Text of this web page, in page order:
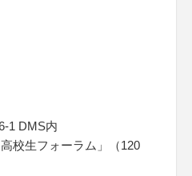
1 DMS内
校生フォーラム」（120